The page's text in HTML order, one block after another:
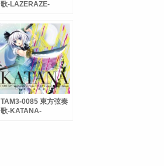
歌-LAZERAZE-
TAM3-0085 東方弦奏
歌-KATANA-